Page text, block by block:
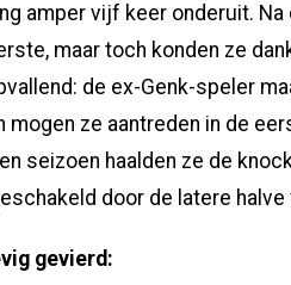
amper vijf keer onderuit.
maar toch konden ze
de ex-Genk-speler
ze aantreden in de
seizoen haalden ze de
door de latere halve
gevierd: